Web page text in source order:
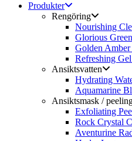
Produkter
Rengöring
Nourishing
Glorious
Golden
Refreshing
Ansiktsvatten
Hydrating
Aquamarine
Ansiktsmask /
Exfoliating
Rock Crystal
Aventurine